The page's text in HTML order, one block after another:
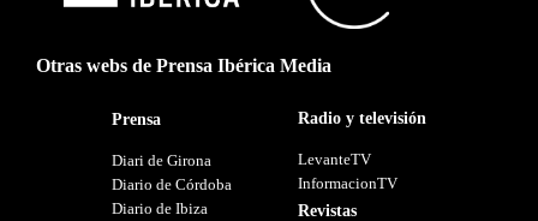
Otras webs de Prensa Ibérica Media
Prensa
Diari de Girona
Diario de Córdoba
Diario de Ibiza
Radio y televisión
LevanteTV
InformacionTV
Revistas